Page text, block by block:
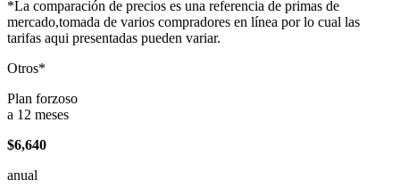
*La comparación de precios es una referencia de primas de
mercado,tomada de varios compradores en línea por lo cual las
tarifas aqui presentadas pueden variar.
Otros*
Plan forzoso
a 12 meses
$6,640
anual